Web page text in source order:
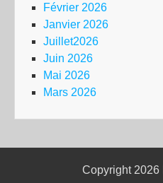
Février 2026
Janvier 2026
Juillet2026
Juin 2026
Mai 2026
Mars 2026
Copyright 2026